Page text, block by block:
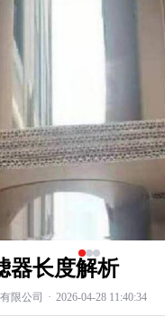
器长度解析
限公司 · 2026-04-28 11:40:34